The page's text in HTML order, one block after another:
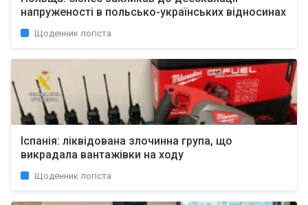
напруженості в польсько-українських відносинах
Щоденник логіста
Іспанія: ліквідована злочинна група, що
викрадала вантажівки на ходу
Щоденник логіста